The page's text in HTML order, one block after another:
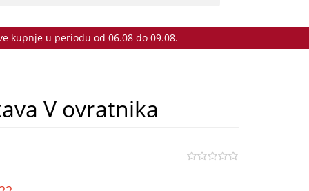
kupnje u periodu od 06.08 do 09.08.
V ovratnika